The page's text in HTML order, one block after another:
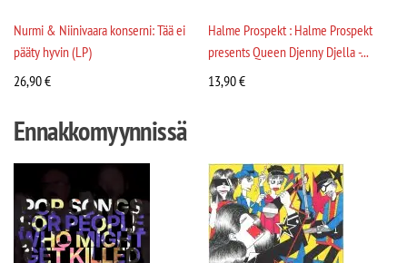
Nurmi & Niinivaara konserni: Tää ei
pääty hyvin (LP)
26,90€
Halme Prospekt : Halme Prospekt
presents Queen Djenny Djella -...
13,90€
Ennakkomyynnissä